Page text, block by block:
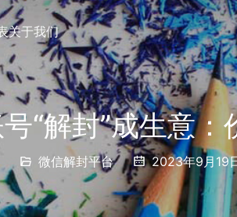
关于我们
“解封”成生意
微信解封平台 2023年9月19